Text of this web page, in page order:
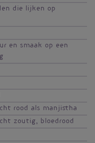
die lijken op
en smaak op een
rood als manjistha
zoutig, bloedrood